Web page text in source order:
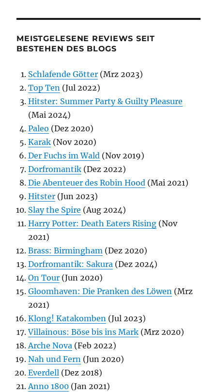
MEISTGELESENE REVIEWS SEIT
BESTEHEN DES BLOGS
Schlafende Götter (Mrz 2023)
Top Ten (Jul 2022)
Hitster: Summer Party & Guilty Pleasure
(Mai 2024)
Paleo (Dez 2020)
Karak (Nov 2020)
Der Fuchs im Wald (Nov 2019)
Dorfromantik (Dez 2022)
Die Abenteuer des Robin Hood (Mai 2021)
Hitster (Jun 2023)
Slay the Spire (Aug 2024)
Harry Potter: Death Eaters Rising (Nov
2021)
Brass: Birmingham (Dez 2020)
Dorfromantik: Sakura (Dez 2024)
On Tour (Jun 2020)
Gloomhaven: Die Pranken des Löwen (Mrz
2021)
Klong! Katakomben (Jul 2023)
Villainous: Böse bis ins Mark (Mrz 2020)
Arche Nova (Feb 2022)
Nah und Fern (Jun 2020)
Everdell (Dez 2018)
Anno 1800 (Jan 2021)